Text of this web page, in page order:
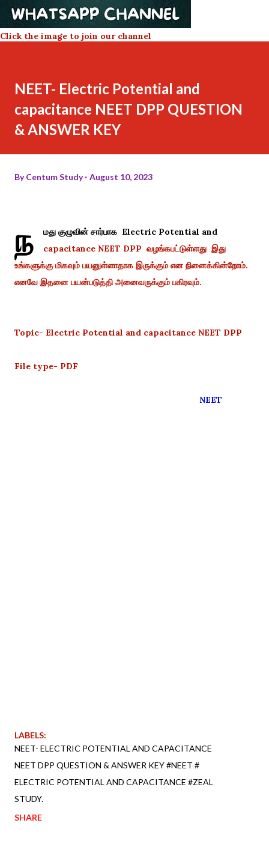
Click the image to join our channel
NEET- Electric Potential and
capacitance NEET DPP QUESTION
& ANSWER KEY
ByCentum Study August 10, 2023
ந
மது குழுவின் சார்பாக Electric Potential and
capacitance NEET DPP வழங்கபட்டுள்ளது இது
உங்களுக்கு மிகவும் பயனுள்ளாதாக இருக்கும் என நினைக்கின்றோம்.
எனவே இதனை பயன்படுத்தி அனைவருக்கும் பகிரவும்.
Topic- Electric Potential and capacitance NEET DPP
File type- PDF
NEET
LABELS:
NEET- ELECTRIC POTENTIAL AND CAPACITANCE
NEET DPP QUESTION & ANSWER KEY #NEET #
ELECTRIC POTENTIAL AND CAPACITANCE #ZEAL
STUDY.
SHARE